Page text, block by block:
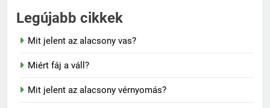
Legújabb cikkek
Mit jelent az alacsony vas?
Miért fáj a váll?
Mit jelent az alacsony vérnyomás?